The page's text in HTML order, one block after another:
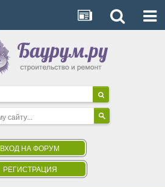
ВХОД НА ФОРУМ
РЕГИСТРАЦИЯ